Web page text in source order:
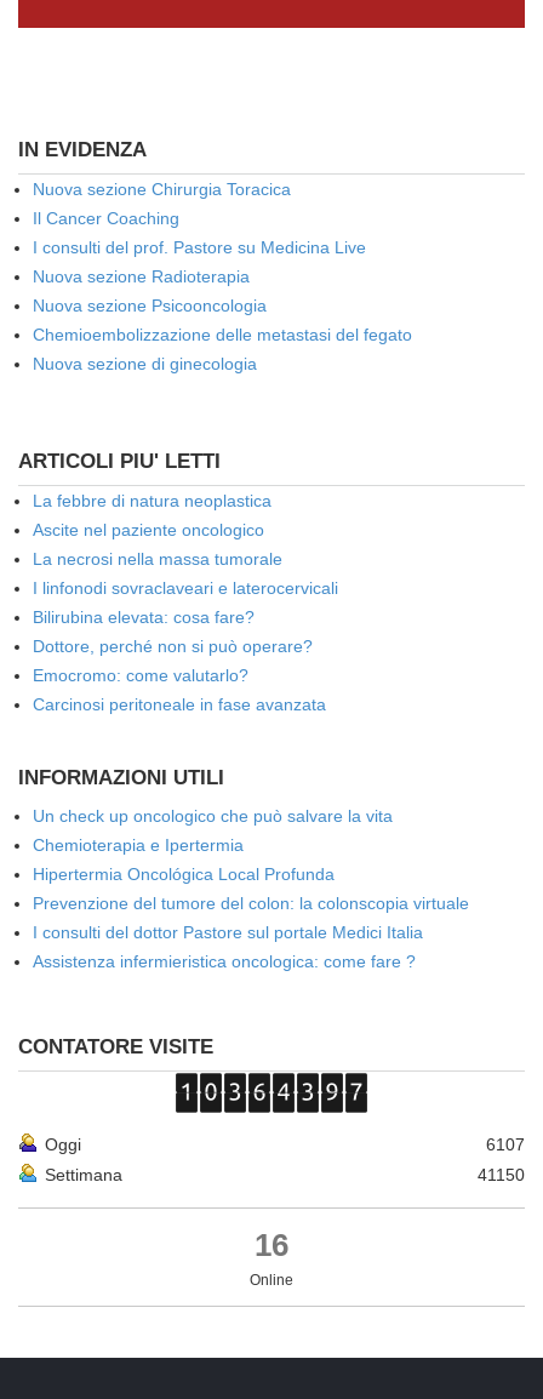
IN EVIDENZA
Nuova sezione Chirurgia Toracica
Il Cancer Coaching
I consulti del prof. Pastore su Medicina Live
Nuova sezione Radioterapia
Nuova sezione Psicooncologia
Chemioembolizzazione delle metastasi del fegato
Nuova sezione di ginecologia
ARTICOLI PIU' LETTI
La febbre di natura neoplastica
Ascite nel paziente oncologico
La necrosi nella massa tumorale
I linfonodi sovraclaveari e laterocervicali
Bilirubina elevata: cosa fare?
Dottore, perché non si può operare?
Emocromo: come valutarlo?
Carcinosi peritoneale in fase avanzata
INFORMAZIONI UTILI
Un check up oncologico che può salvare la vita
Chemioterapia e Ipertermia
Hipertermia Oncológica Local Profunda
Prevenzione del tumore del colon: la colonscopia virtuale
I consulti del dottor Pastore sul portale Medici Italia
Assistenza infermieristica oncologica: come fare ?
CONTATORE VISITE
Oggi
6107
Settimana
41150
16
Online